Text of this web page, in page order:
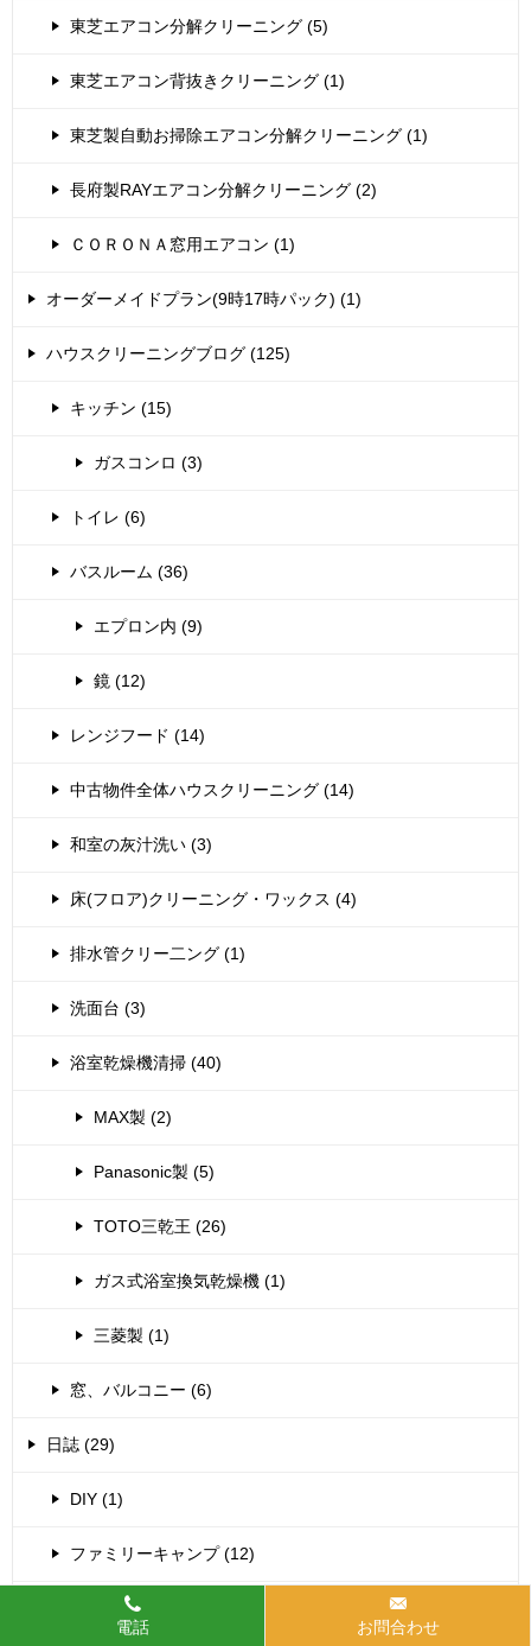
東芝エアコン分解クリーニング (5)
東芝エアコン背抜きクリーニング (1)
東芝製自動お掃除エアコン分解クリーニング (1)
長府製RAYエアコン分解クリーニング (2)
ＣＯＲＯＮＡ窓用エアコン (1)
オーダーメイドプラン(9時17時パック) (1)
ハウスクリーニングブログ (125)
キッチン (15)
ガスコンロ (3)
トイレ (6)
バスルーム (36)
エプロン内 (9)
鏡 (12)
レンジフード (14)
中古物件全体ハウスクリーニング (14)
和室の灰汁洗い (3)
床(フロア)クリーニング・ワックス (4)
排水管クリー二ング (1)
洗面台 (3)
浴室乾燥機清掃 (40)
MAX製 (2)
Panasonic製 (5)
TOTO三乾王 (26)
ガス式浴室換気乾燥機 (1)
三菱製 (1)
窓、バルコニー (6)
日誌 (29)
DIY (1)
ファミリーキャンプ (12)
法人様用 (22)
電話
お問合わせ